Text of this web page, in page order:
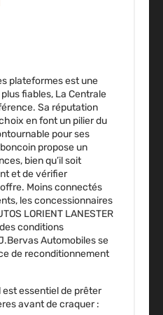
plateformes est une
fiables, La Centrale
Sa réputation
en font un pilier du
pour ses
propose un
bien qu’il soit
et de vérifier
Moins connectés
les concessionnaires
LORIENT LANESTER
conditions
Automobilesse
de reconditionnement
est essentiel de prêter
avant de craquer :